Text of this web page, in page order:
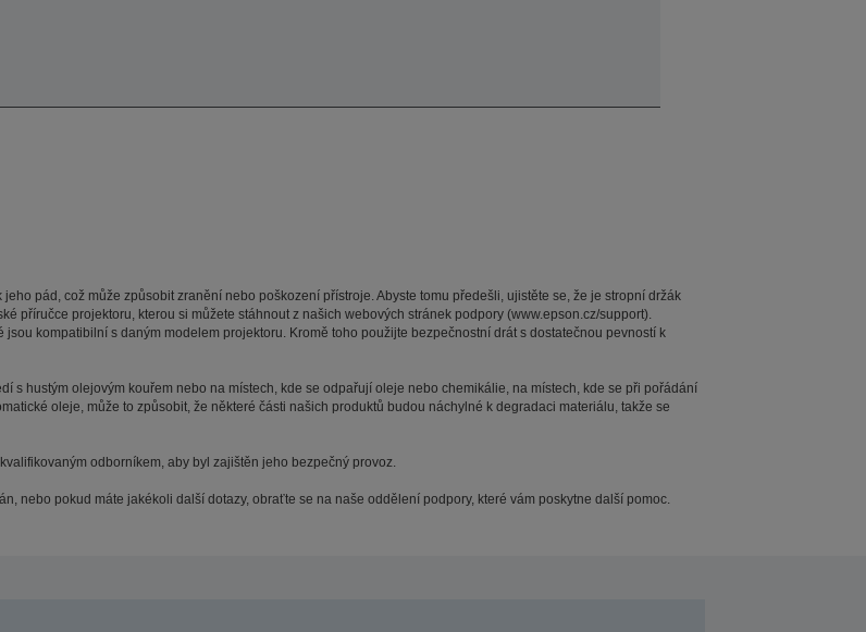
pád, což může způsobit zranění nebo poškození přístroje. Abyste tomu předešli, ujistěte se, že je stropní držák
příručce projektoru, kterou si můžete stáhnout z našich webových stránek podpory (www.epson.cz/support).
kompatibilní s daným modelem projektoru. Kromě toho použijte bezpečnostní drát s dostatečnou pevností k
s hustým olejovým kouřem nebo na místech, kde se odpařují oleje nebo chemikálie, na místech, kde se při pořádání
oleje, může to způsobit, že některé části našich produktů budou náchylné k degradaci materiálu, takže se
odborníkem, aby byl zajištěn jeho bezpečný provoz.
nebo pokud máte jakékoli další dotazy, obraťte se na naše oddělení podpory, které vám poskytne další pomoc.